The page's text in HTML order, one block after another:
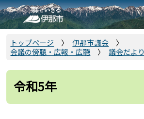
こ
の
ペ
で
トップページ
伊那市議会
会議の傍聴・広報・広聴
議会だより
令和5年